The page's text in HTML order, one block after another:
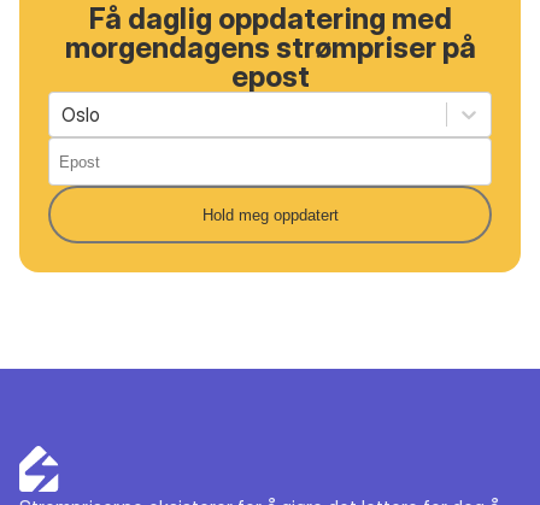
Få daglig oppdatering med
morgendagens strømpriser på
epost
Oslo
Hold meg oppdatert